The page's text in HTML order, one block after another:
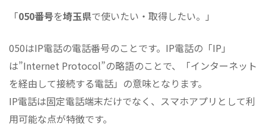
「050番号を埼玉県で使いたい・取得したい。」
050はIP電話の電話番号のことです。IP電話の「IP」
は”Internet Protocol”の略語のことで、「インターネット
を経由して接続する電話」の意味となります。
IP電話は固定電話端末だけでなく、スマホアプリとして利
用可能な点が特徴です。